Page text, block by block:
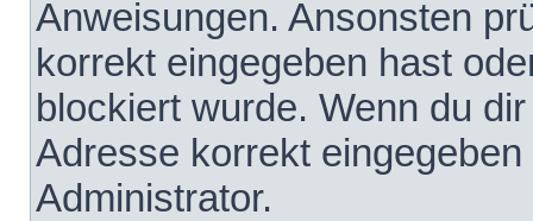
Anweisungen. Ansonsten
korrekt eingegeben hast
blockiert wurde. Wenn du
Adresse korrekt
Administrator.